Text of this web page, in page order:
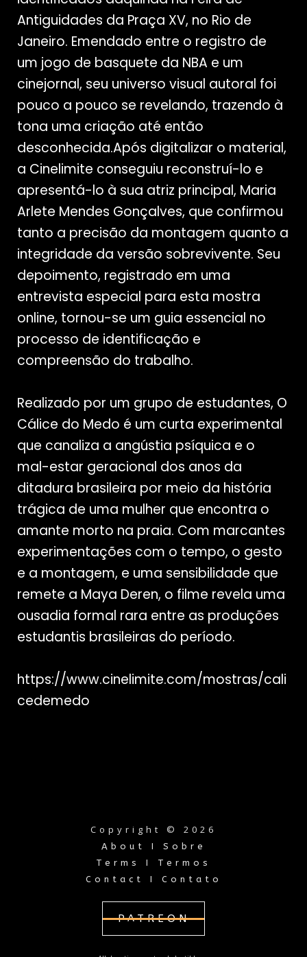
Antiguidades da Praça XV, no Rio de
Janeiro. Emendado entre o registro de
um jogo de basquete da NBA e um
cinejornal, seu universo visual autoral foi
pouco a pouco se revelando, trazendo à
tona uma criação até então
desconhecida.Após digitalizar o material,
a Cinelimite conseguiu reconstruí-lo e
apresentá-lo à sua atriz principal, Maria
Arlete Mendes Gonçalves, que confirmou
tanto a precisão da montagem quanto a
integridade da versão sobrevivente. Seu
depoimento, registrado em uma
entrevista especial para esta mostra
online, tornou-se um guia essencial no
processo de identificação e
compreensão do trabalho.
Realizado por um grupo de estudantes, O
Cálice do Medo é um curta experimental
que canaliza a angústia psíquica e o
mal-estar geracional dos anos da
ditadura brasileira por meio da história
trágica de uma mulher que encontra o
amante morto na praia. Com marcantes
experimentações com o tempo, o gesto
e a montagem, e uma sensibilidade que
remete a Maya Deren, o filme revela uma
ousadia formal rara entre as produções
estudantis brasileiras do período.
https://www.cinelimite.com/mostras/cali
cedemedo
Copyright © 2026
About I Sobre
Terms I Termos
Contact I Contato
PATREON